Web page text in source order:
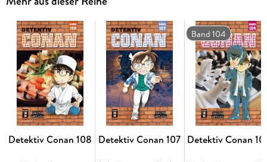
der Geburtstagsparty Conan das Gegengift abzujagen?
Hilfe. Auf der entlegenen Farm trifft er auch auf Conan und
die Detective Boys - doch dem Täter gelingt es, die ganze
Truppe in eine Falle zu locken! Und auch Rumi Wakasa ist vor
Ort. . . ? !
Mit über 250 Millionen verkauften Exemplaren eine der
erfolgreichsten Manga-Reihen aller Zeiten!
Detektiv Conan 108 Detektiv Conan 107
Band 104
Detektiv Conan